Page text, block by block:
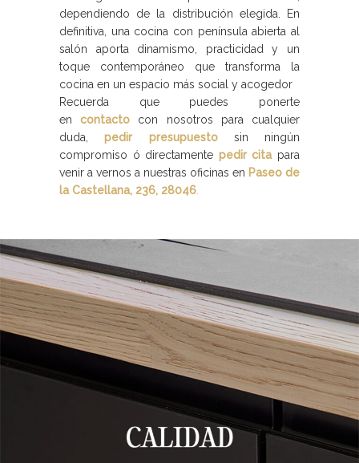
dependiendo de la distribución elegida. En
definitiva, una cocina con península abierta al
salón aporta dinamismo, practicidad y un
toque contemporáneo que transforma la
cocina en un espacio más social y acogedor
Recuerda que puedes ponerte
encontacto
con nosotros para cualquier
duda,pedir presupuestosin ningún
compromiso ó directamente pedir citapara
venir a vernos a nuestras oficinas en Paseo de
la Castellana, 236, 28046